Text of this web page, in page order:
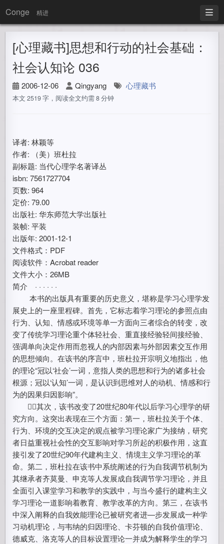
Conge 精进
[心理藏书]思想和行动的社会基础：
社会认知论 036
2006-12-06 Qingyang 心理藏书
本文 2519 字，阅读全文约需 8 分钟
译者: 林颖等
作者: （美）班杜拉
副标题: 当代心理学名著译丛
isbn: 7561727704
页数: 964
定价: 79.00
出版社: 华东师范大学出版社
装帧: 平装
出版年: 2001-12-1
文件格式：PDF
阅读软件：Acrobat reader
文件大小：26MB
简介 · · · · · ·
本书的出版具有重要的历史意义，堪称是学习心理学发
展史上的一座里程碑。首先，它标志着学习理论的参照点由
行为、认知、情感或环境等单一方面向三者综合的转变，改
变了传统学习理论重个体轻社会、重直接经验轻间接经验、
强调单向决定作用而忽视人的内部因素与外部因素交互作用
的思想倾向。在该书的序言中，班杜拉开宗明义地指出，他
的理论“冠以‘社会’一词，意指人类的思想和行为的诸多社会
根源；冠以‘认知’一词，是认识到思维对人的动机、情感和行
为的因果归因影响”。
其次，该书改变了20世纪80年代以后学习心理学的研
究方向。这突出表现在三个方面：第一，班杜拉关于个体、
行为、环境的交互决定的观点被学习理论家广为接纳，研究
者日益重视社会性的交互影响对学习所起的积极作用，这直
接引发了20世纪90年代建构主义、情境主义学习理论的革
命。第二，班杜拉在该书中系统阐述的行为自我调节机制为
其继承者齐莫曼、申克等人发展成自我调节学习理论，并且
全面引入课堂学习和教学的实践中，与当今盛行的建构主义
学习理论一道影响着教育、教学改革的方向。第三，在该书
中深入阐释的自我效能理论已被研究者进—步发展成一种学
习动机理论，与韦纳的归因理论、卡芬顿的自我价值理论、
德威克、洛克等人的目标设置理论一并成为解释学生的学习